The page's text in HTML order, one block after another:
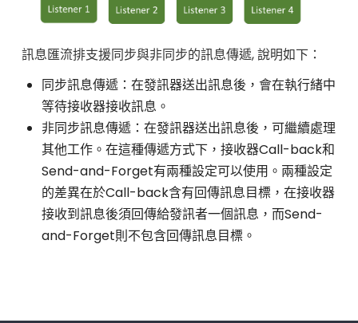
訊息匯流排支援同步與非同步的訊息傳遞, 說明如下：
同步訊息傳遞：在發訊器送出訊息後，會在執行緒中
等待接收器接收訊息。
非同步訊息傳遞：在發訊器送出訊息後，可繼續處理
其他工作。在這種傳遞方式下，接收器Call-back和
Send-and-Forget有兩種設定可以使用。兩種設定
的差異在於Call-back含有回傳訊息目標，在接收器
接收到訊息後須回傳給發訊者一個訊息，而Send-
and-Forget則不包含回傳訊息目標。